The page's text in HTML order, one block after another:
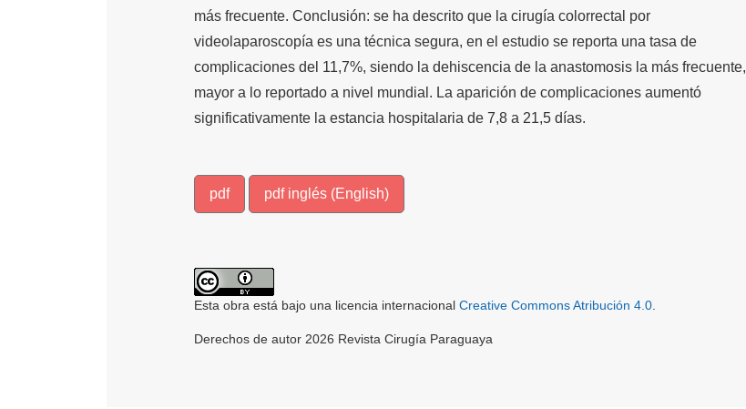
más frecuente. Conclusión: se ha descrito que la cirugía colorrectal por
videolaparoscopía es una técnica segura, en el estudio se reporta una tasa de
complicaciones del 11,7%, siendo la dehiscencia de la anastomosis la más frecuente,
mayor a lo reportado a nivel mundial. La aparición de complicaciones aumentó
significativamente la estancia hospitalaria de 7,8 a 21,5 días.
pdf pdf inglés (English)
Esta obra está bajo una licencia internacional Creative Commons Atribución 4.0
Derechos de autor 2026 Revista Cirugía Paraguaya